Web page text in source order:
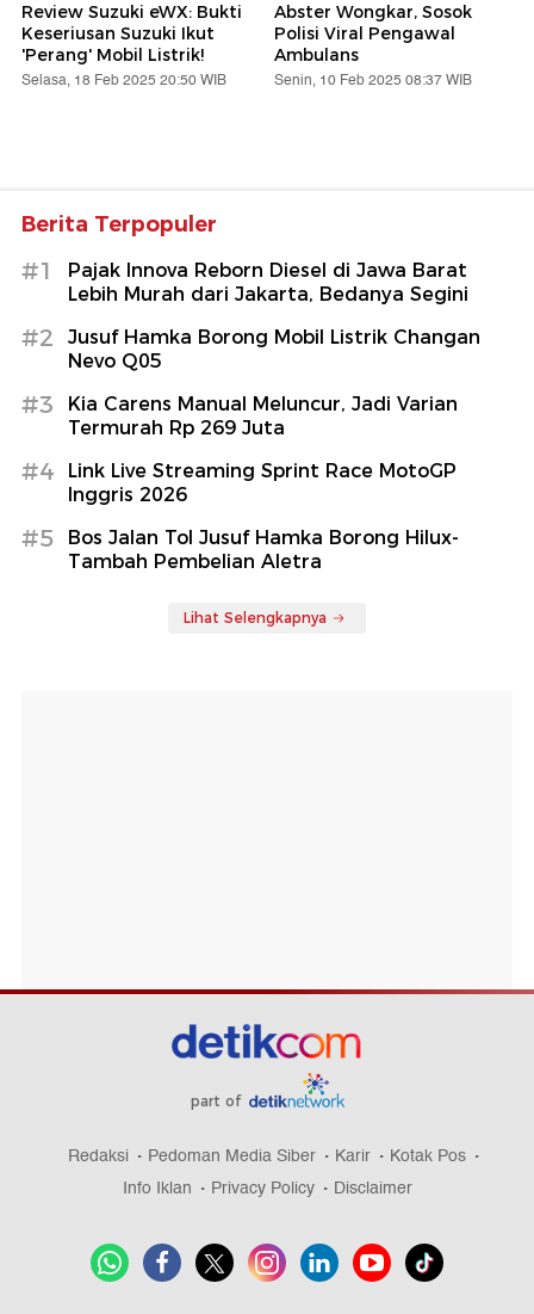
Review Suzuki eWX: Bukti
Keseriusan Suzuki Ikut
'Perang' Mobil Listrik!
Selasa, 18 Feb 2025 20:50 WIB
Abster Wongkar, Sosok
Polisi Viral Pengawal
Ambulans
Senin, 10 Feb 2025 08:37 WIB
Berita Terpopuler
#1
Pajak Innova Reborn Diesel di Jawa Barat
Lebih Murah dari Jakarta, Bedanya Segini
#2
Jusuf Hamka Borong Mobil Listrik Changan
Nevo Q05
#3
Kia Carens Manual Meluncur, Jadi Varian
Termurah Rp 269 Juta
#4
Link Live Streaming Sprint Race MotoGP
Inggris 2026
#5
Bos Jalan Tol Jusuf Hamka Borong Hilux-
Tambah Pembelian Aletra
Lihat Selengkapnya
part of
Redaksi Pedoman Media Siber Karir
Kotak Pos
Info Iklan
Privacy Policy Disclaimer